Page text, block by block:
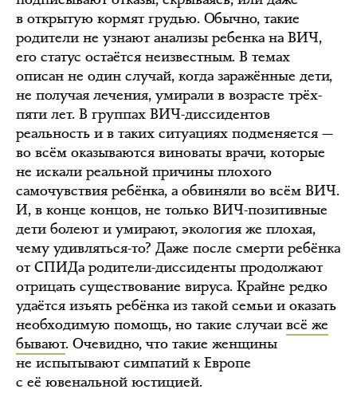
в открытую кормят грудью. Обычно, такие
родители не узнают анализы ребенка на ВИЧ,
его статус остаётся неизвестным. В темах
описан не один случай, когда заражённые дети,
не получая лечения, умирали в возрасте трёх-
пяти лет. В группах ВИЧ-диссидентов
реальность и в таких ситуациях подменяется —
во всём оказываются виноваты врачи, которые
не искали реальной причины плохого
самочувствия ребёнка, а обвиняли во всём ВИЧ.
И, в конце концов, не только ВИЧ-позитивные
дети болеют и умирают, экология же плохая,
чему удивляться-то? Даже после смерти ребёнка
от СПИДа родители-диссиденты продолжают
отрицать существование вируса. Крайне редко
удаётся изъять ребёнка из такой семьи и оказать
необходимую помощь, но такие случаи всё же
бывают. Очевидно, что такие женщины
не испытывают симпатий к Европе
с её ювенальной юстицией.